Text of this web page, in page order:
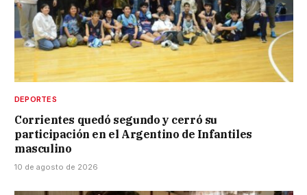
DEPORTES
Corrientes quedó segundo y cerró su
participación en el Argentino de Infantiles
masculino
10 de agosto de 2026